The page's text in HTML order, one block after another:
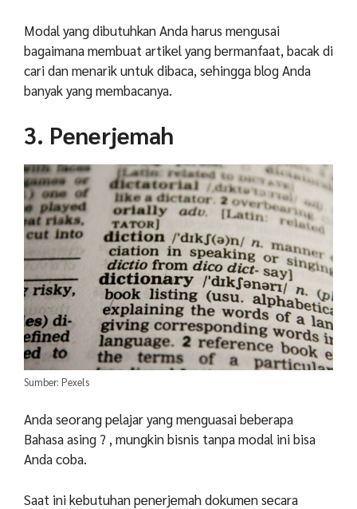
Modal yang dibutuhkan Anda harus mengusai
bagaimana membuat artikel yang bermanfaat, bacak di
cari dan menarik untuk dibaca, sehingga blog Anda
banyak yang membacanya.
3. Penerjemah
Sumber: Pexels
Anda seorang pelajar yang menguasai beberapa
Bahasa asing ? , mungkin bisnis tanpa modal ini bisa
Anda coba.
Saat ini kebutuhan penerjemah dokumen secara